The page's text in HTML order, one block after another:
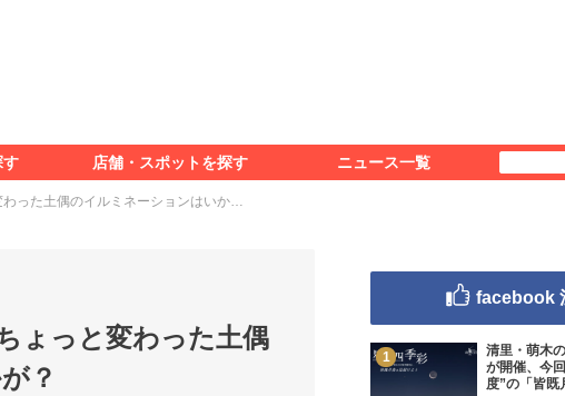
す
店舗・スポットを探す ニュース一覧
った土偶のイルミネーションはいか…
ょっと変わった土偶
？
facebook
清里・萌木
が開催、今
度”の「皆既